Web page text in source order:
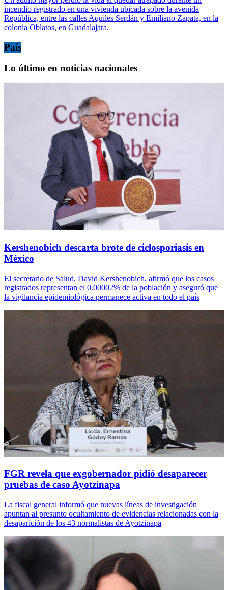
incendio registrado en una vivienda ubicada sobre la avenida
República, entre las calles Aquiles Serdán y Emiliano Zapata, en la
colonia Oblatos, en Guadalajara.
País
Lo último en noticias nacionales
Kershenobich descarta brote de ciclosporiasis en
México
El secretario de Salud, David Kershenobich, afirmó que los casos
registrados representan el 0.00002% de la población y aseguró que
la vigilancia epidemiológica permanece activa en todo el país
FGR revela que exgobernador pidió desaparecer
pruebas de caso Ayotzinapa
La fiscal general informó que nuevas líneas de investigación
apuntan al presunto ocultamiento de evidencias relacionadas con la
desaparición de los 43 normalistas de Ayotzinapa